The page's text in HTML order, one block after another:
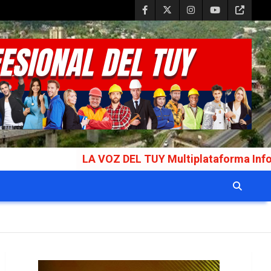
LA VOZ DEL TUY Multiplataforma Informativa